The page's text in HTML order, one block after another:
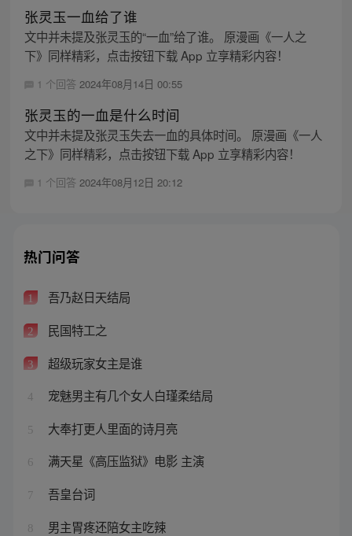
张灵玉一血给了谁
文中并未提及张灵玉的“一血”给了谁。 原漫画《一人之
下》同样精彩，点击按钮下载 App 立享精彩内容！
1 个回答 2024年08月14日 00:55
张灵玉的一血是什么时间
文中并未提及张灵玉失去一血的具体时间。 原漫画《一人
之下》同样精彩，点击按钮下载 App 立享精彩内容！
1 个回答 2024年08月12日 20:12
热门问答
1 吾乃赵日天结局
2 民国特工之
3 超级玩家女主是谁
4 宠魅男主有几个女人白瑾柔结局
5 大奉打更人里面的诗月亮
6 满天星《高压监狱》电影 主演
7 吾皇台词
8 男主胃疼还陪女主吃辣